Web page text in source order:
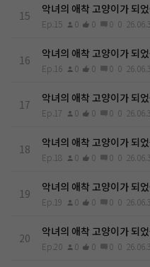
15 악녀의 애착 고양이가 되
Ep.15 0 0 0 0
16 악녀의 애착 고양이가 되
Ep.16 0 0 0 0
17 악녀의 애착 고양이가 되
Ep.17 0 0 0 0
18 악녀의 애착 고양이가 되
Ep.18 0 0 0 0
19 악녀의 애착 고양이가 되
Ep.19 0 0 0 0
20 악녀의 애착 고양이가 되
Ep.20 0 0 0 0